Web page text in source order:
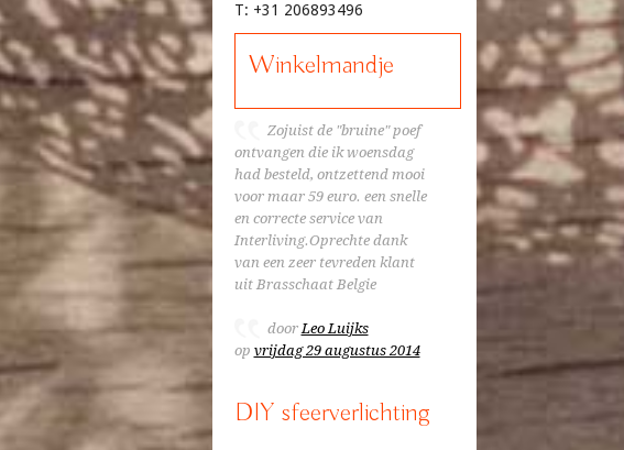
T: +31 206893496
Winkelmandje
Zojuist de "bruine" poef
ontvangen die ik woensdag
had besteld, ontzettend mooi
voor maar 59 euro. een snelle
en correcte service van
Interliving.Oprechte dank
van een zeer tevreden klant
uit Brasschaat Belgie
doorLeo Luijks
op vrijdag 29 augustus 2014
DIY sfeerverlichting